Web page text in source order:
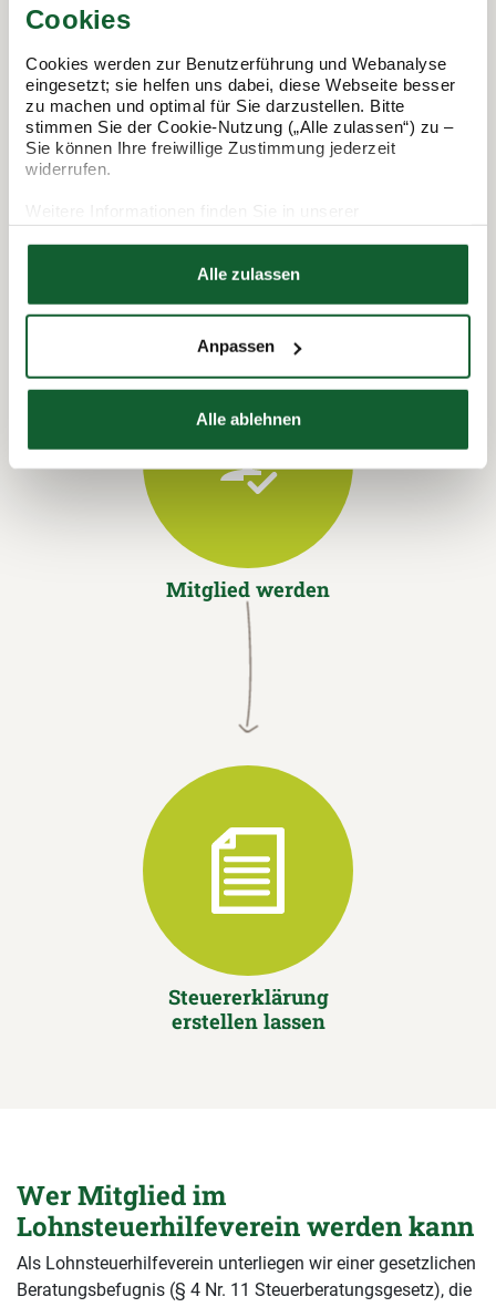
Cookies
Cookies werden zur Benutzerführung und Webanalyse
eingesetzt; sie helfen uns dabei, diese Webseite besser
zu machen und optimal für Sie darzustellen. Bitte
stimmen Sie der Cookie-Nutzung („Alle zulassen“) zu –
Sie können Ihre freiwillige Zustimmung jederzeit
widerrufen.
Datenschutzerklärung
Hier finden Sie unser
Alle zulassen
Anpassen
Alle ablehnen
Mitglied werden
Steuererklärung
erstellen lassen
Wer Mitglied im
Lohnsteuerhilfeverein werden kann
Als Lohnsteuerhilfeverein unterliegen wir einer gesetzlichen
Beratungsbefugnis (§ 4 Nr. 11 Steuerberatungsgesetz), die